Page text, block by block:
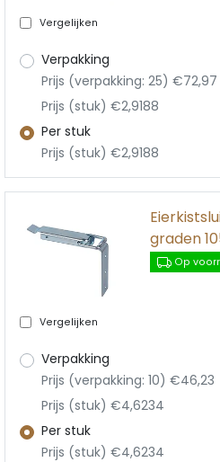
Vergelijken
Verpakking
Prijs (verpakking: 25) €72,97
Prijs (stuk) €2,9188
Per stuk
Prijs (stuk) €2,9188
Vergelijken
graden
Op
Verpakking
Prijs (verpakking: 10) €46,23
Prijs (stuk) €4,6234
Per stuk
Prijs (stuk) €4,6234